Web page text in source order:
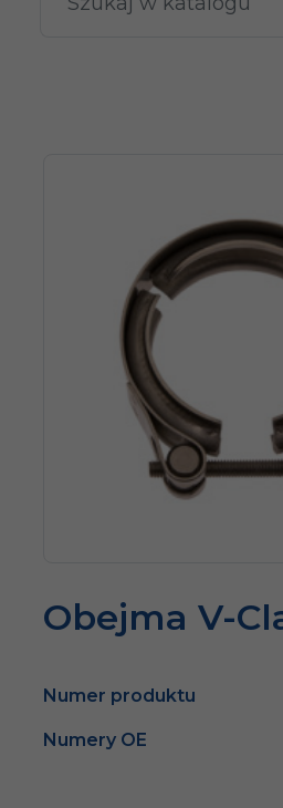
Obejma V-
Numer produktu
Numery OE